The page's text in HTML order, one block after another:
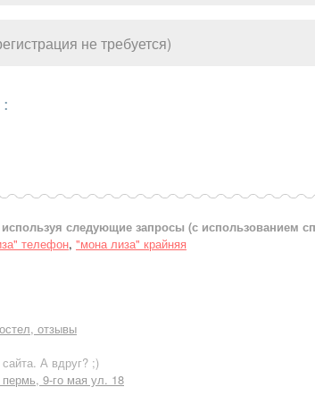
не требуется)
:
используя следующие запросы (с использованием
телефон, "мона лиза" крайняя
отзывы
А вдруг? ;)
9-го мая ул. 18